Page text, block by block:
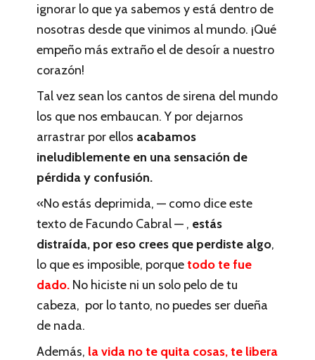
ignorar lo que ya sabemos y está dentro de
nosotras desde que vinimos al mundo. ¡Qué
empeño más extraño el de desoír a nuestro
corazón!
Tal vez sean los cantos de sirena del mundo
los que nos embaucan. Y por dejarnos
arrastrar por ellos acabamos
ineludiblemente en una sensación de
pérdida y confusión.
«No estás deprimida, — como dice este
texto de Facundo Cabral — , estás
distraída, por eso crees que perdiste algo,
lo que es imposible, porquetodo te fue
dado. No hiciste ni un solo pelo de tu
cabeza, por lo tanto, no puedes ser dueña
de nada.
Además, la vida no te quita cosas, te libera